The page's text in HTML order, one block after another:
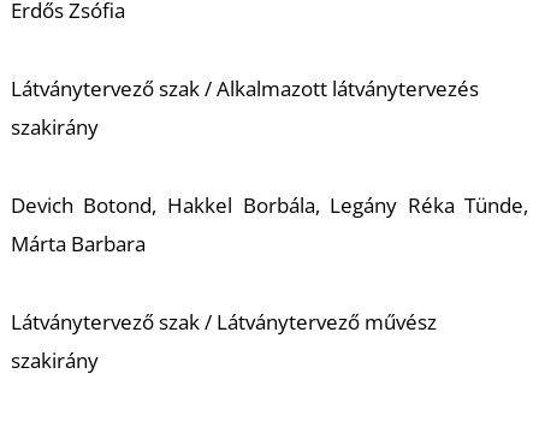
Erdős Zsófia
Látványtervező szak / Alkalmazott látványtervezés
szakirány
Devich Botond, Hakkel Borbála, Legány Réka Tünde,
Márta Barbara
Látványtervező szak / Látványtervező művész
szakirány